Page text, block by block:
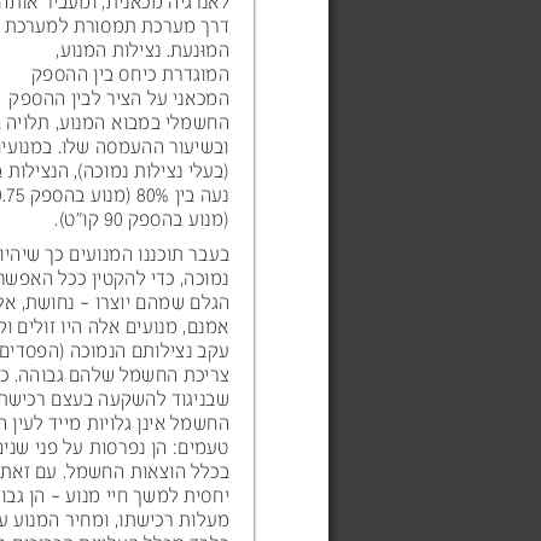
דרך מערכת תמסורת למערכת
המוּנעת. נצילות המנוע,
המוגדרת כיחס בין ההספק
המכאני על הציר לבין ההספק
החשמלי במבוא המנוע, תלויה
ובשיעור ההעמסה שלו.
(,בעלי נצילות נמוכה)
)מנוע בהספק 80% נעה בין
.(קו"ט 90 מנוע בהספק)
בעבר תוכננו המנועים כך
נמוכה, כדי להקטין ככל
הגלם שמהם יוצרו - נחושת, אלומיניום וברזל.
אמנם, מנועים אלה היו זולים
עקב נצילותם הנמוכה )הפסדים
צריכת החשמל שלהם גבוהה. כדאי לדעת,
שבניגוד להשקעה בעצם
החשמל אינן גלויות מייד לעין
טעמים: הן נפרסות על פני
בכלל הוצאות החשמל. עם זאת, שיעורן עצום,
יחסית למשך חיי מנוע – הן
מעלות רכישתו, ומחיר המנוע